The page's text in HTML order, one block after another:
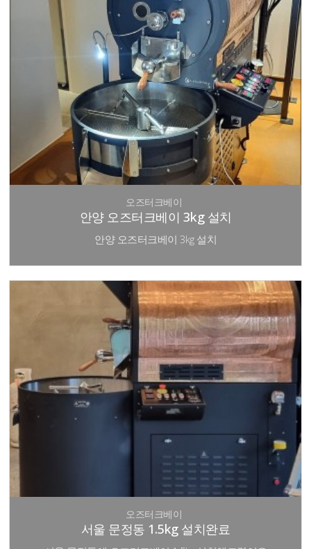
오즈터크베이
안양 오즈터크베이 3kg 설치
안양 오즈터크베이 3kg 설치
오즈터크베이
서울 문정동 1.5kg 설치완료